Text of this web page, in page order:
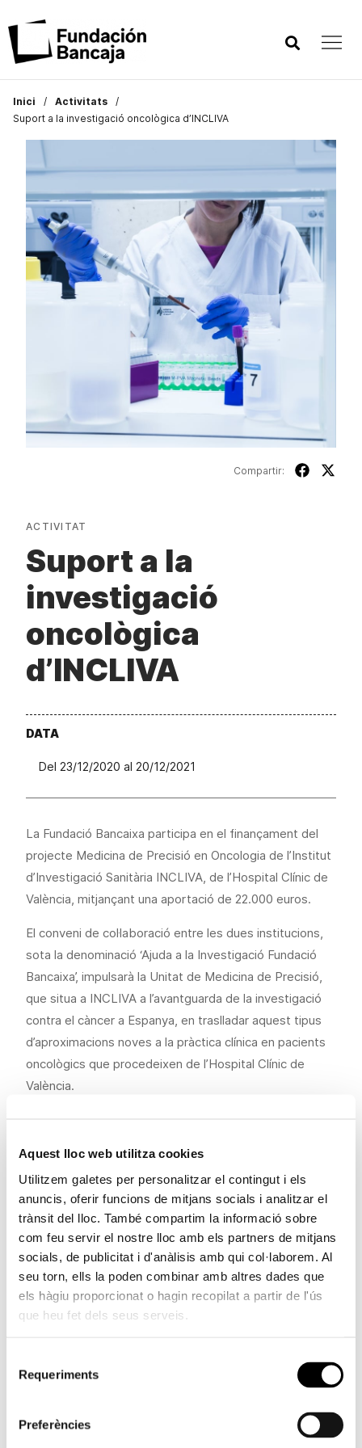
Aquest lloc web utilitza cookies
Utilitzem galetes per personalitzar el contingut i els
anuncis, oferir funcions de mitjans socials i analitzar el
trànsit del lloc. També compartim la informació sobre
com feu servir el nostre lloc amb els partners de mitjans
socials, de publicitat i d'anàlisis amb qui col·laborem. Al
seu torn, ells la poden combinar amb altres dades que
els hàgiu proporcionat o hagin recopilat a partir de l'ús
que heu fet dels seus serveis.
Requeriments
Preferències
Inici
Activitats
Suport a la investigació oncològica d’INCLIVA
Compartir:
ACTIVITAT
Suport a la
investigació
oncològica
d’INCLIVA
DATA
Del 23/12/2020 al 20/12/2021
La Fundació Bancaixa participa en el finançament del
projecte Medicina de Precisió en Oncologia de l’Institut
d’Investigació Sanitària INCLIVA, de l’Hospital Clínic de
València, mitjançant una aportació de 22.000 euros.
El conveni de col·laboració entre les dues institucions,
sota la denominació ‘Ajuda a la Investigació Fundació
Bancaixa’, impulsarà la Unitat de Medicina de Precisió,
que situa a INCLIVA a l’avantguarda de la investigació
contra el càncer a Espanya, en traslladar aquest tipus
d’aproximacions noves a la pràctica clínica en pacients
oncològics que procedeixen de l’Hospital Clínic de
València.
seqüenciació genètica del tumor, la qual cosa permet
un abordatge personalitzat mitjançant la teràpia més
adequada en cada cas i oferir alternatives
terapèutiques experimentals.
El conveni de col·laboració s’emmarca en la línia d’ajudes
a la investigació desenvolupada per la Fundació
Bancaixa amb l’objectiu de secundar i afavorir la
l’Hospital Clínic Universitari de València i el seu
d’excel·lència científica de la Facultat de Medicina de la